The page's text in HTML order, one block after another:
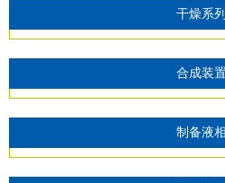
干燥系列
合成装
制备液相